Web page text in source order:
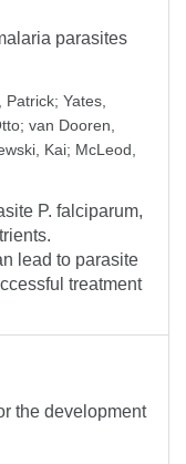
parasites
Patrick; Yates,
; van Dooren,
Kai; McLeod,
P. falciparum,
lead to parasite
treatment
the development